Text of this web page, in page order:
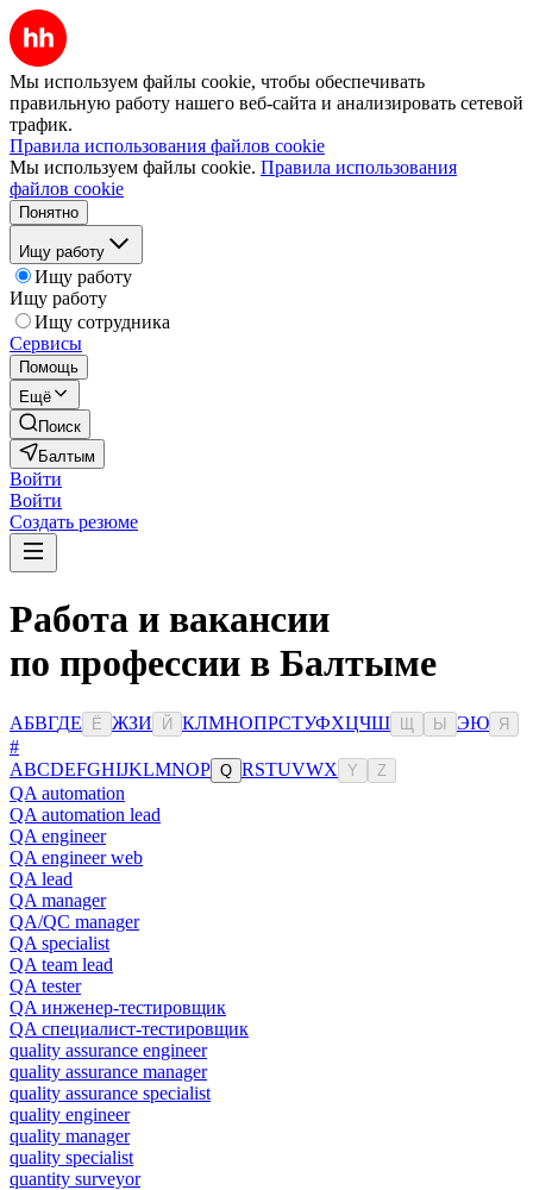
Мы используем файлы cookie, чтобы обеспечивать
правильную работу нашего веб-сайта и анализировать сетевой
трафик.
Правила использования файлов cookie
Мы используем файлы cookie. Правила использования
файлов cookie
Понятно
Ищу работу
Ищу работу
Ищу работу
Ищу сотрудника
Сервисы
Помощь
Ещё
Поиск
Балтым
Войти
Войти
Создать резюме
Работа и вакансии
по профессии в Балтыме
АБВГДЕ Ё ЖЗИ Й КЛМНОПРСТУФХЦЧШ Ы ЭЮ Я
#
ABCDEFGHIJKLMNOP Q RSTUVWX Y Z
QA automation
QA automation lead
QA engineer
QA engineer web
QA lead
QA manager
QA/QC manager
QA specialist
QA team lead
QA tester
QA инженер-тестировщик
QA специалист-тестировщик
quality assurance engineer
quality assurance manager
quality assurance specialist
quality engineer
quality manager
quality specialist
quantity surveyor